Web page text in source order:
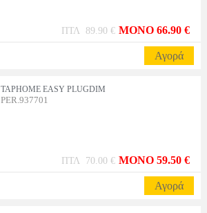
ΠΤΛ 89.90 € MONO 66.90 €
Αγορά
TAPHOME EASY PLUGDIM
PER.937701
ΠΤΛ 70.00 € MONO 59.50 €
Αγορά